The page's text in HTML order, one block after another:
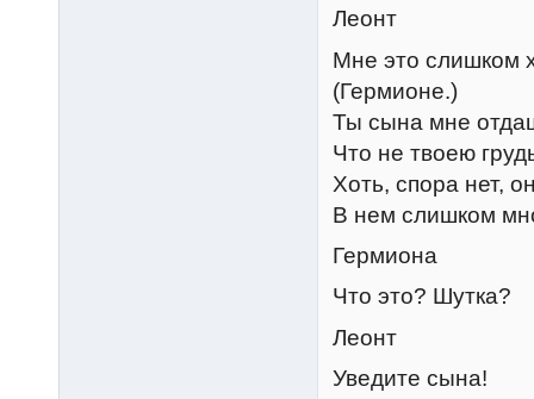
Леонт
Мне это слишком
(Гермионе.)
Ты сына мне
Что не твоею
Хоть, спора нет,
В нем слишком
Гермиона
Что это? Шутка?
Леонт
Уведите сына!